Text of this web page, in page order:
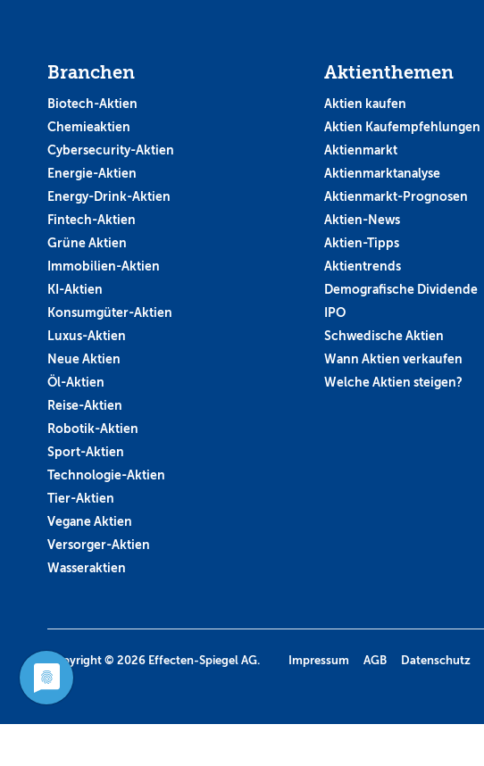
Branchen
Biotech-Aktien
Chemieaktien
Cybersecurity-Aktien
Energie-Aktien
Energy-Drink-Aktien
Fintech-Aktien
Grüne Aktien
Immobilien-Aktien
KI-Aktien
Konsumgüter-Aktien
Luxus-Aktien
Neue Aktien
Öl-Aktien
Reise-Aktien
Robotik-Aktien
Sport-Aktien
Technologie-Aktien
Tier-Aktien
Vegane Aktien
Versorger-Aktien
Wasseraktien
Aktienthemen
Aktien kaufen
Aktien Kaufempfehlungen
Aktienmarkt
Aktienmarktanalyse
Aktienmarkt-Prognosen
Aktien-News
Aktien-Tipps
Aktientrends
Demografische Dividende
IPO
Schwedische Aktien
Wann Aktien verkaufen
Welche Aktien steigen?
Copyright © 2026 Effecten-Spiegel AG. Impressum AGB Datenschutz